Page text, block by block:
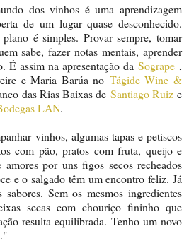
dos vinhos é uma aprendizagem
de um lugar quase desconhecido.
é simples. Provar sempre, tomar
sabe, fazer notas mentais, aprender
É assim na apresentação da Sogrape ,
e Maria Barúa no Tágide Wine &
das Rias Baixas de Santiago Ruize
LAN.
vinhos, algumas tapas e petiscos
com pão, pratos com fruta, queijo e
por uns figos secos recheados
e o salgado têm um encontro feliz. Já
Sem os mesmos ingredientes
secas com chouriço fininho que
resulta equilibrada. Tenho um novo